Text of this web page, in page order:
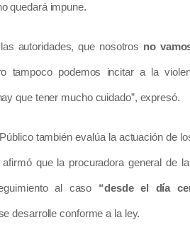
quedará impune.
autoridades, que nosotros no
tampoco podemos incitar a la
que tener mucho cuidado”, expresó.
también evalúa la actuación de
que la procuradora general de
al caso “desde el día
desarrolle conforme a la ley.